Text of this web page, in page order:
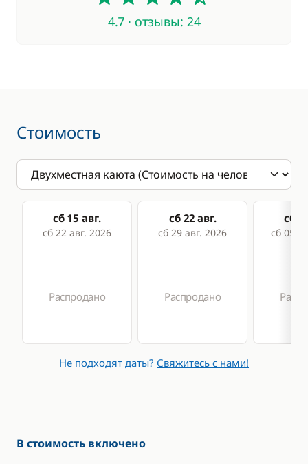
4.7 · отзывы: 24
Стоимость
сб 15 авг.
сб 22 авг. 2026
сб 22 авг.
сб 29 авг. 2026
сб
сб 05
Распродано Распродано
Не подходят даты? Свяжитесь с нами!
В стоимость включено